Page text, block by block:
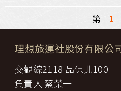
第 1
理想旅運社股份有限公
交觀綜2118 品保北100
負責人 蔡榮一